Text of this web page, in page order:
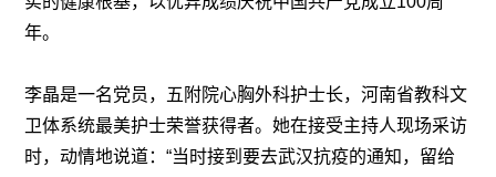
年。
李晶是一名党员，五附院心胸外科护士长，河南省教科文
卫体系统最美护士荣誉获得者。她在接受主持人现场采访
时，动情地说道：“当时接到要去武汉抗疫的通知，留给